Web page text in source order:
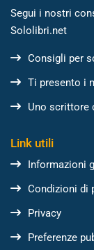
Segui i nostri
Sololibri.net
Consigli per
Ti presento i
Uno scrittore
Link utili
Informazioni
Condizioni di
Privacy
Preferenze